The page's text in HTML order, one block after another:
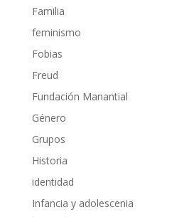
Familia
feminismo
Fobias
Freud
Fundación Manantial
Género
Grupos
Historia
identidad
Infancia y adolescenia